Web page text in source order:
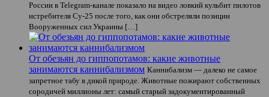
России в Telegram-канале показало на видео ловкий кульбит пилотов
истребителя Су-25 после того, как они обстреляли позиции
Вооруженных сил Украины […]
От обезьян до гиппопотамов: какие животные
занимаются каннибализмом Каннибализм — далеко не самое
запретное табу в дикой природе. Животные пожирают собственных
сородичей миллионы лет: самый старый задокументированный